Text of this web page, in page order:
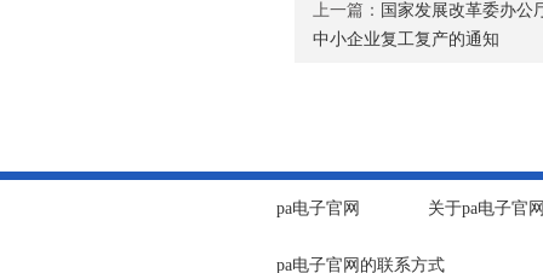
上一篇： 国家发展改革委办公
中小企业复工复产的通知
pa电子官网 关于pa电子官
pa电子官网的联系方式